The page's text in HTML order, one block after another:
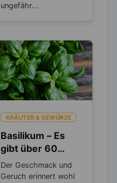
ungefähr...
KRÄUTER & GEWÜRZE
Basilikum – Es
gibt über 60
verschiedene
Arten
Der Geschmack und
Geruch erinnert wohl